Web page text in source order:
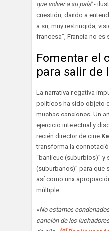
que volver a su país”-
cuestión, dando a
a su, muy restringida,
francesa”, Francia no es
Fomentar el
para salir de
La narrativa negativa
políticos ha sido objeto
muchas canciones. Un
ejercicio intelectual y
recién director de cine
transforma la
“banlieue (suburbios)” y
(suburbanos)” para que
así como una
múltiple:
«No estamos
canción de los